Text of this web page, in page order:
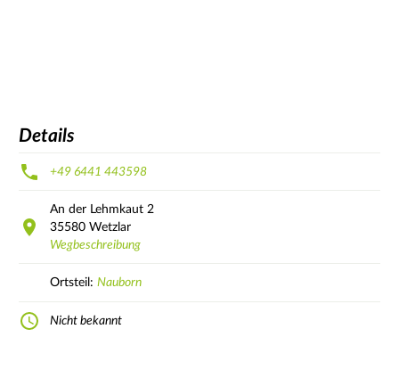
Details
+49 6441 443598
An der Lehmkaut 2
35580 Wetzlar
Wegbeschreibung
Ortsteil: Nauborn
Nicht bekannt